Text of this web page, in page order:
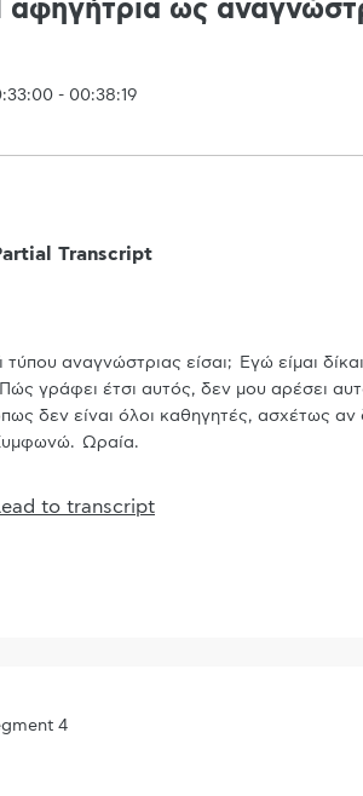
αφηγήτρια ως
- 00:38:19
Transcript
Τι τύπου αναγνώστριας είσαι; Εγώ είμαι
γράφει έτσι αυτός, δεν μου αρέσει
δεν είναι όλοι καθηγητές, ασχέτως
Ωραία.
to transcript
4